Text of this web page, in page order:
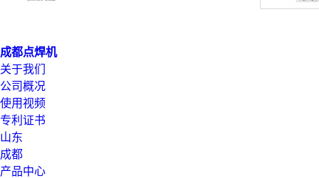
成都点焊机
关于我们
公司概况
使用视频
专利证书
山东
成都
产品中心